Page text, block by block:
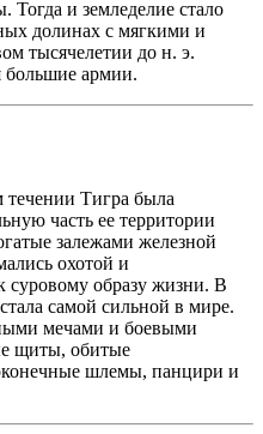
Тогда и земледелие стало
долинах с мягкими и
тысячелетии до н. э.
армии.
течении Тигра была
часть ее территории
залежами железной
охотой и
суровому образу жизни. В
самой сильной в мире.
мечами и боевыми
щиты, обитые
шлемы, панцири и